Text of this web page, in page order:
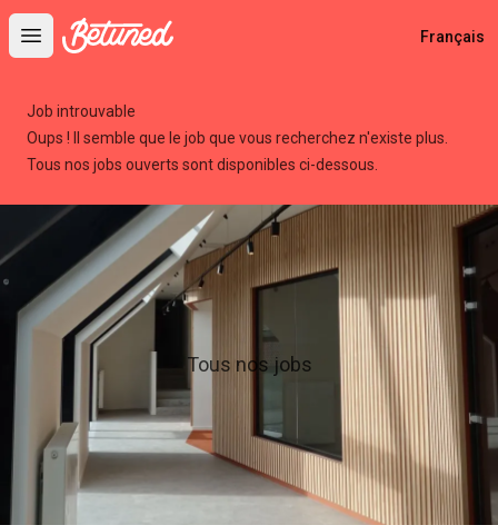
Open main menu
Betuned Français
Job introuvable
Oups ! Il semble que le job que vous recherchez n'existe plus.
Tous nos jobs ouverts sont disponibles ci-dessous.
Tous nos jobs